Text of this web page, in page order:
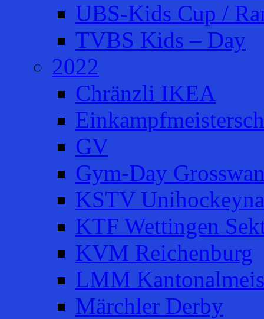
UBS-Kids Cup /
TVBS Kids – Day
2022
Chränzli IKEA
GV
Gym-Day
KSTV
KTF Wettingen
KVM Reichenburg
LMM
Märchler Derby